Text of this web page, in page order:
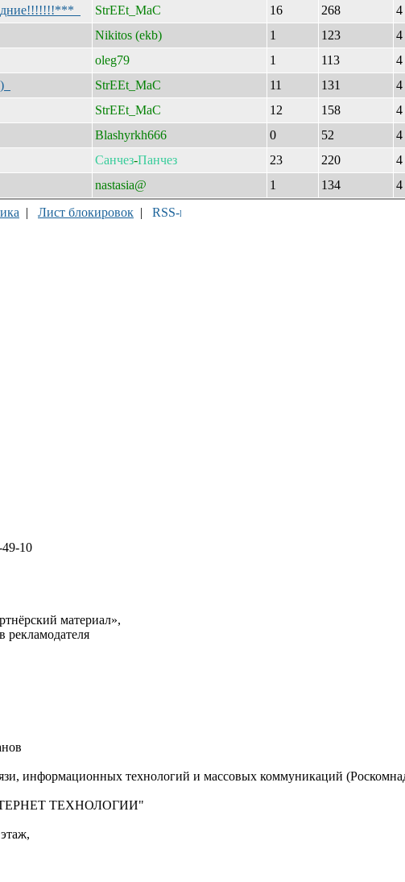
StrEEt_MaC 16 268
4
Nikitos (ekb) 1 123
4
oleg79 1 113
4
StrEEt_MaC 11 131
4
StrEEt_MaC 12 158
4
Blashyrkh666 0 52
4
Санчез-Панчез 23 220
4
nastasia@ 1 134
4
| Лист блокировок |
10
материал»,
рекламодателя
информационных технологий и массовых коммуникаций
ТЕХНОЛОГИИ"